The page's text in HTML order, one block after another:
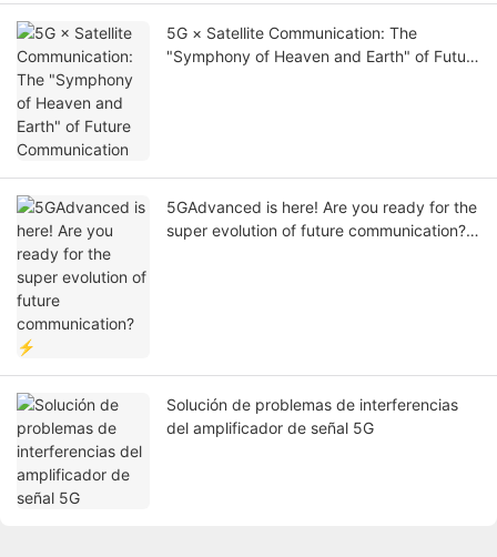
5G × Satellite Communication: The
"Symphony of Heaven and Earth" of Future
5GAdvanced is here! Are you ready for the
super evolution of future communication?
Solución de problemas de interferencias
del amplificador de señal 5G